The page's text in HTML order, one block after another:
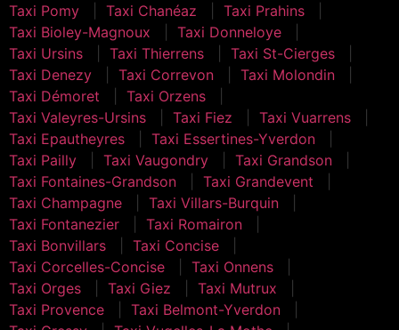
Taxi Pomy
Taxi Chanéaz
Taxi Prahins
Taxi Bioley-Magnoux
Taxi Donneloye
Taxi Ursins
Taxi Thierrens
Taxi St-Cierges
Taxi Denezy
Taxi Correvon
Taxi Molondin
Taxi Démoret
Taxi Orzens
Taxi Valeyres-Ursins
Taxi Fiez
Taxi Vuarrens
Taxi Epautheyres
Taxi Essertines-Yverdon
Taxi Pailly
Taxi Vaugondry
Taxi Grandson
Taxi Fontaines-Grandson
Taxi Grandevent
Taxi Champagne
Taxi Villars-Burquin
Taxi Fontanezier
Taxi Romairon
Taxi Bonvillars
Taxi Concise
Taxi Corcelles-Concise
Taxi Onnens
Taxi Orges
Taxi Giez
Taxi Mutrux
Taxi Provence
Taxi Belmont-Yverdon